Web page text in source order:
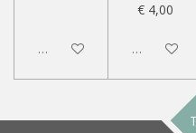
Uitgeschakeld
€ 4,00